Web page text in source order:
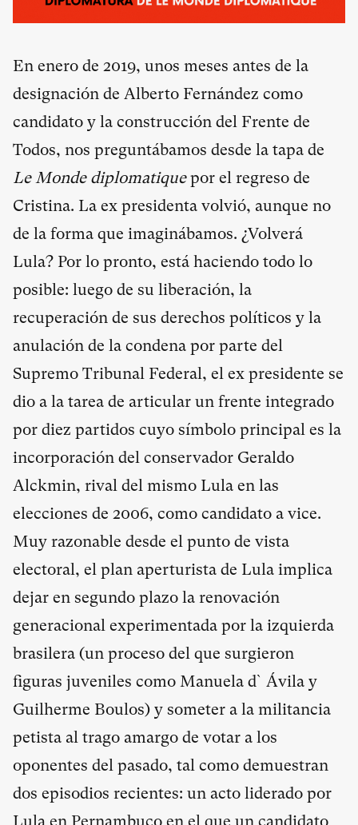
En enero de 2019, unos meses antes de la
designación de Alberto Fernández como
candidato y la construcción del Frente de
Todos, nos preguntábamos desde la tapa de
Le Monde diplomatiquepor el regreso de
Cristina. La ex presidenta volvió, aunque no
de la forma que imaginábamos. ¿Volverá
Lula? Por lo pronto, está haciendo todo lo
posible: luego de su liberación, la
recuperación de sus derechos políticos y la
anulación de la condena por parte del
Supremo Tribunal Federal, el ex presidente se
dio a la tarea de articular un frente integrado
por diez partidos cuyo símbolo principal es la
incorporación del conservador Geraldo
Alckmin, rival del mismo Lula en las
elecciones de 2006, como candidato a vice.
Muy razonable desde el punto de vista
electoral, el plan aperturista de Lula implica
dejar en segundo plazo la renovación
generacional experimentada por la izquierda
brasilera (un proceso del que surgieron
figuras juveniles como Manuela d`Ávila y
Guilherme Boulos) y someter a la militancia
petista al trago amargo de votar a los
oponentes del pasado, tal como demuestran
dos episodios recientes: un acto liderado por